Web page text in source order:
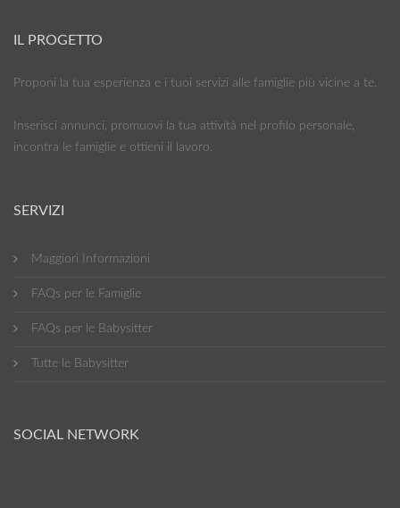
IL PROGETTO
Proponi la tua esperienza e i tuoi servizi alle famiglie più vicine a te.
Inserisci annunci, promuovi la tua attività nel profilo personale,
incontra le famiglie e ottieni il lavoro.
SERVIZI
Maggiori Informazioni
FAQs per le Famiglie
FAQs per le Babysitter
Tutte le Babysitter
SOCIAL NETWORK